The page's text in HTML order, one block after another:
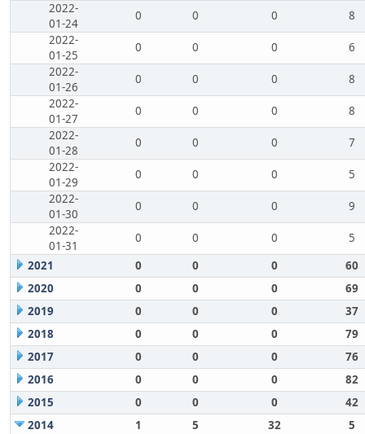
2022-
01-24
0 0 0
8
2022-
01-25
0 0 0
6
2022-
01-26
0 0 0
8
2022-
01-27
0 0 0
8
2022-
01-28
0 0 0
7
2022-
01-29
0 0 0
5
2022-
01-30
0 0 0
9
2022-
01-31
0 0 0
5
2021
0 0 0
60
2020
0 0 0
69
2019
0 0 0
37
2018
0 0 0
79
2017
0 0 0
76
2016
0 0 0
82
2015
0 0 0
42
2014
1 5 32
5